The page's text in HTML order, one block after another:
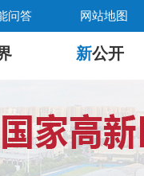
问答 网站地图
新公开